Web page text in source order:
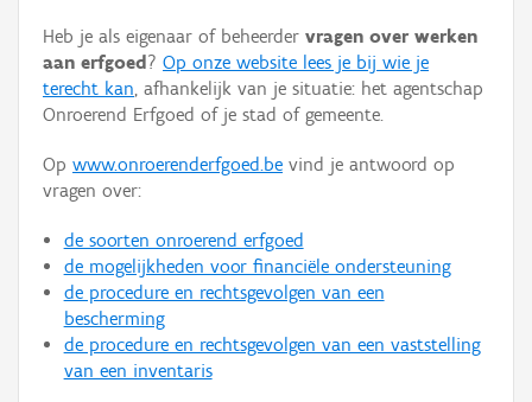
Hergebruik
Aanmelden
Heb je als eigenaar of beheerder vragen over werken
aan erfgoed ? Op onze website lees je bij wie je
terecht kan, afhankelijk van je situatie: het agentschap
Onroerend Erfgoed of je stad of gemeente.
Op www.onroerenderfgoed.be vind je antwoord op
vragen over:
de soorten onroerend erfgoed
de mogelijkheden voor financiële ondersteuning
de procedure en rechtsgevolgen van een
bescherming
de procedure en rechtsgevolgen van een vaststelling
van een inventaris